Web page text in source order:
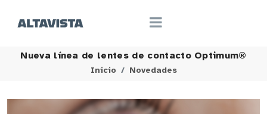
Nueva línea de lentes de contacto Optimum®
Inicio Novedades